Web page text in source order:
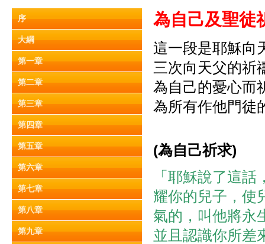
序
大綱
第一章
第二章
第三章
第四章
第五章
第六章
第七章
第八章
第九章
為自己及聖徒
這一段是耶穌向
三次向天父的祈
為自己的憂心而
為所有作他門徒
(為自己祈求)
「耶穌說了這
耀你的兒子，使
氣的，叫他將永
並且認識你所差